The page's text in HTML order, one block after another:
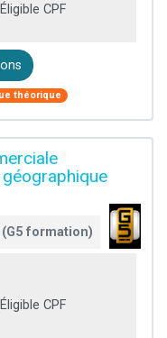
CPF
théorique
(G5 formation)
CPF